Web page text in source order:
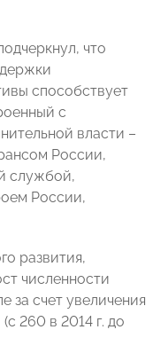
что
способствует
с
власти –
России,
службой,
России,
развития,
численности
за счет увеличения
260 в 2014 г. до